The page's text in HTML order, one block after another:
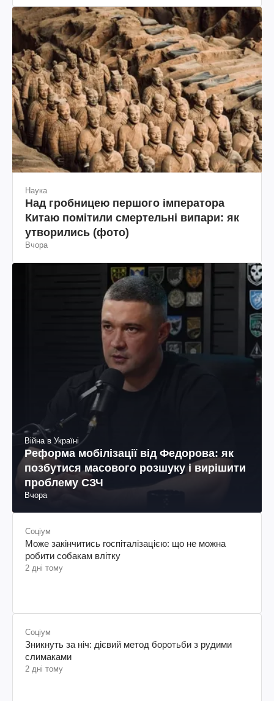
Наука
Над гробницею першого імператора
Китаю помітили смертельні випари: як
утворились (фото)
Вчора
Війна в Україні
Реформа мобілізації від Федорова: як
позбутися масового розшуку і вирішити
проблему СЗЧ
Вчора
Соціум
Може закінчитись госпіталізацією: що не можна
робити собакам влітку
2 дні тому
Соціум
Зникнуть за ніч: дієвий метод боротьби з рудими
слимаками
2 дні тому